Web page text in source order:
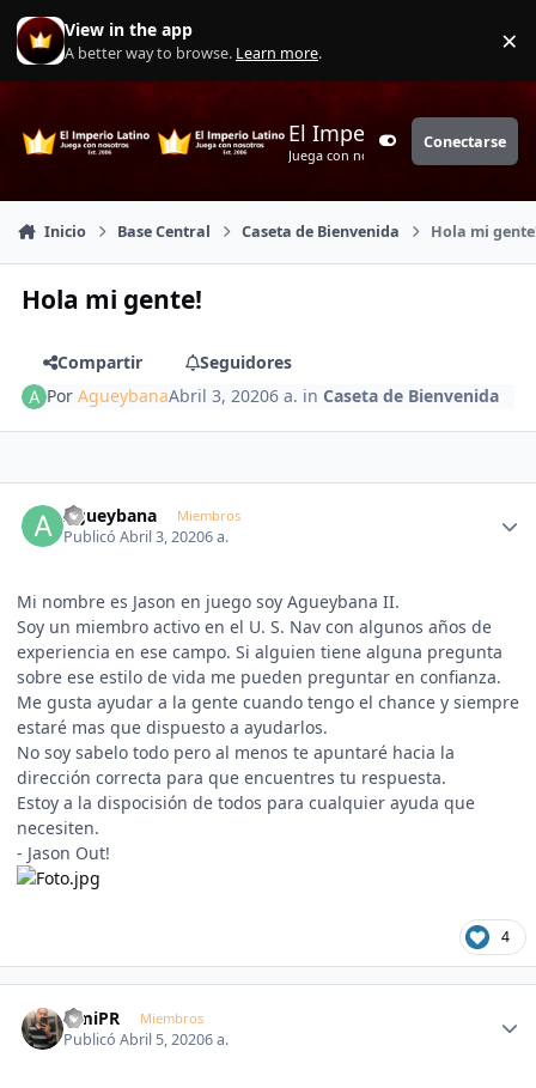
Saltar a contenido
View in the app
A better way to browse. Learn more. ×
El Imperio Latino
Juega con nosotrosCustomizer
Conectarse
Inicio Base Central Caseta de Bienvenida Hola mi
Hola mi gente!
Compartir
Seguidores
PorAgueybanaAbril 3, 20206 a. in Caseta de Bienvenida
Agueybana Miembros
PublicóAbril 3, 20206 a.
Mi nombre es Jason en juego soy Agueybana II.
Soy un miembro activo en el U. S. Nav con algunos años de
experiencia en ese campo. Si alguien tiene alguna pregunta
sobre ese estilo de vida me pueden preguntar en confianza.
Me gusta ayudar a la gente cuando tengo el chance y siempre
estaré mas que dispuesto a ayudarlos.
No soy sabelo todo pero al menos te apuntaré hacia la
dirección correcta para que encuentres tu respuesta.
Estoy a la dispocisión de todos para cualquier ayuda que
necesiten.
- Jason Out!
4
OmiPR Miembros
PublicóAbril 5, 20206 a.